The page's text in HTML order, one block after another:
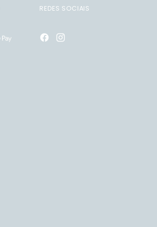
REDES SOCIAIS